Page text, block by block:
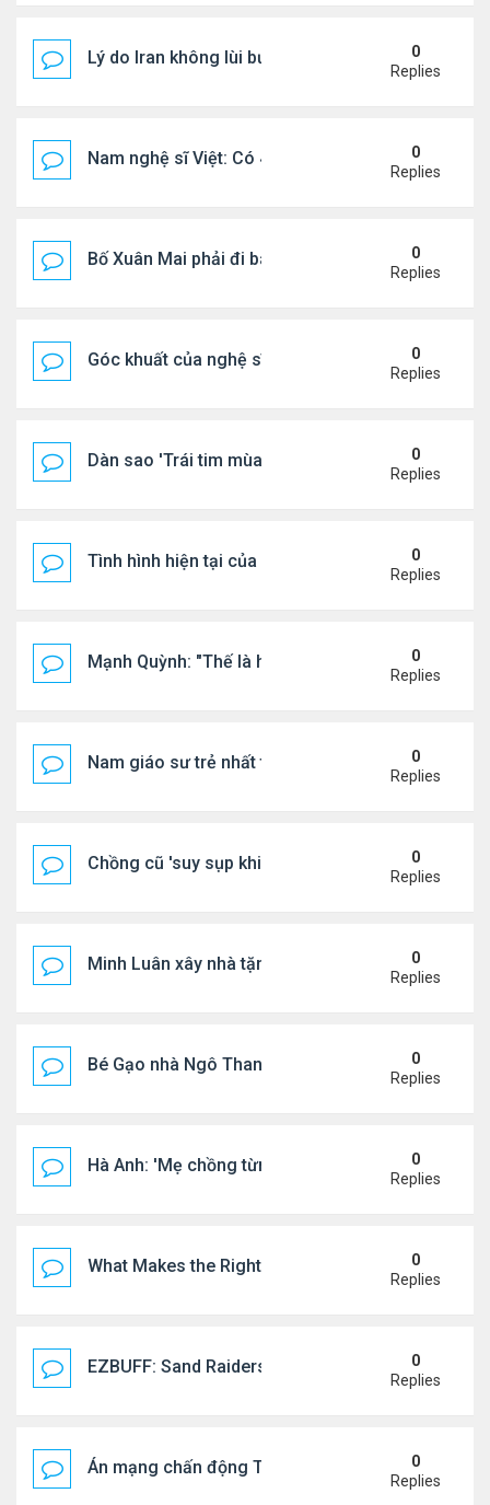
Lý do Iran không lùi bước trước lời đe dọa của
0
Replies
Nam nghệ sĩ Việt: Có 4 nhà ở Pháp, sống gần
0
Replies
Bố Xuân Mai phải đi bán cơm ở Mỹ
0
Replies
Góc khuất của nghệ sĩ Hoài Tâm
0
Replies
Dàn sao 'Trái tim mùa thu' sau 26 năm
0
Replies
Tình hình hiện tại của Quang Lê
0
Replies
Mạnh Quỳnh: "Thế là hết"
0
Replies
Nam giáo sư trẻ nhất thế giới ở tuổi 18
0
Replies
Chồng cũ 'suy sụp khi biết tin Nicole Kidman có
0
Replies
Minh Luân xây nhà tặng cha mẹ
0
Replies
Bé Gạo nhà Ngô Thanh Vân dễ thương trong tiệc
0
Replies
Hà Anh: 'Mẹ chồng từng ngạc nhiên vì tôi luôn trả
0
Replies
What Makes the Right Retail POS Matter?0
Replies
EZBUFF: Sand Raiders of Sophie Farming
0
Replies
Án mạng chấn động Thái lan: hai chị em người
0
Replies